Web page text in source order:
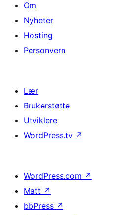
Om
Nyheter
Hosting
Personvern
Lær
Brukerstøtte
Utviklere
WordPress.tv ↗
WordPress.com ↗
Matt ↗
bbPress ↗